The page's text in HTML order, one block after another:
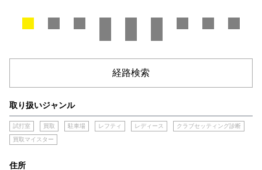
経路検索
取り扱いジャンル
試打室 買取 駐車場 レフティ レディース クラブセッティング診断
買取マイスター
住所